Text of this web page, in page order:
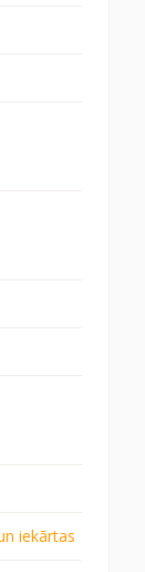
iekārtas